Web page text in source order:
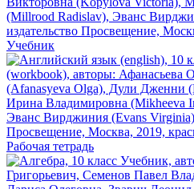
Учебник
Рабочая тетрадь